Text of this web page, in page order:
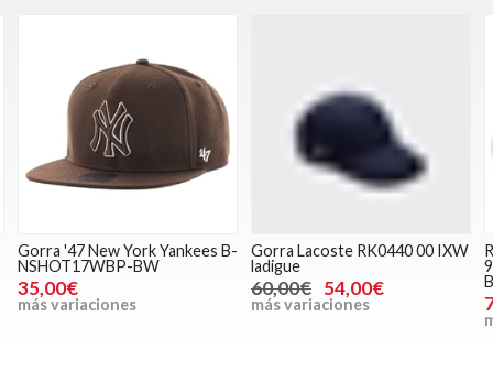
Gorra '47 New York Yankees B-
NSHOT17WBP-BW
35,00€
más variaciones
Gorra Lacoste RK0440 00 IXW
ladigue
60,00€ 54,00€
más variaciones